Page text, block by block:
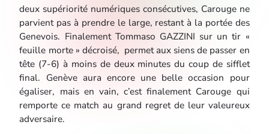
deux supériorité numériques consécutives, Carouge ne
parvient pas à prendre le large, restant à la portée des
Genevois. Finalement Tommaso GAZZINI sur un tir «
feuille morte » décroisé, permet aux siens de passer en
tête (7-6) à moins de deux minutes du coup de sifflet
final. Genève aura encore une belle occasion pour
égaliser, mais en vain, c’est finalement Carouge qui
remporte ce match au grand regret de leur valeureux
adversaire.